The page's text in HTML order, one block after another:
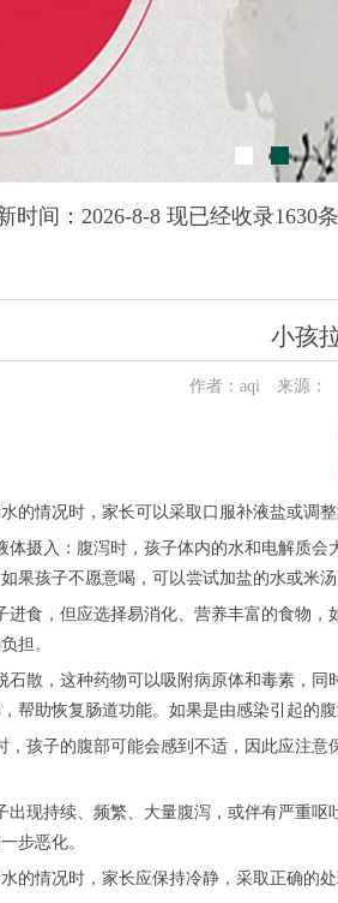
时间：2026-8-8 现已经收录1630
小孩
作者：aqi 来源：
的情况时，家长可以采取口服补液盐或调
体摄入：腹泻时，孩子体内的水和电解质
果孩子不愿意喝，可以尝试加盐的水或米
进食，但应选择易消化、营养丰富的食物
担。
石散，这种药物可以吸附病原体和毒素，
帮助恢复肠道功能。如果是由感染引起的
，孩子的腹部可能会感到不适，因此应注
出现持续、频繁、大量腹泻，或伴有严重
步恶化。
的情况时，家长应保持冷静，采取正确的